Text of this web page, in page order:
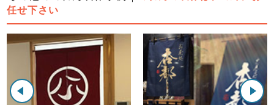
任せ下さい